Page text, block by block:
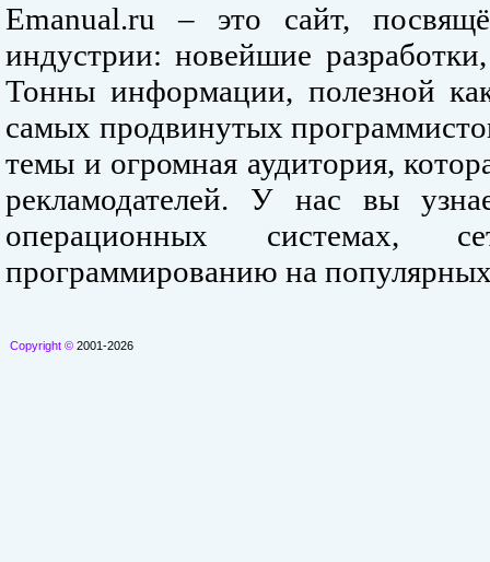
Emanual.ru – это сайт,
индустрии: новейшие
Тонны информации, полезной
самых продвинутых
темы и огромная аудитория,
рекламодателей. У нас вы
операционных системах,
программированию на
Copyright © 2001-2026